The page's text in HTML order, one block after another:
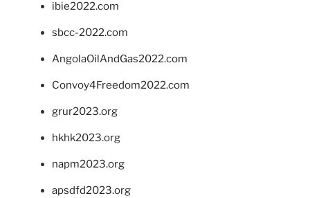
ibie2022.com
sbcc-2022.com
AngolaOilAndGas2022.com
Convoy4Freedom2022.com
grur2023.org
hkhk2023.org
napm2023.org
apsdfd2023.org